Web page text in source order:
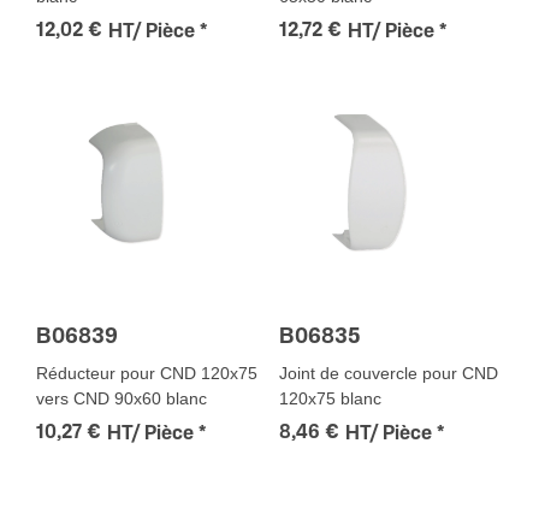
12,02 € HT/ Pièce * 12,72 € HT/ Pièce *
B06839
Réducteur pour CND 120x75
vers CND 90x60 blanc
10,27 € HT/ Pièce *
B06835
Joint de couvercle pour CND
120x75 blanc
8,46 € HT/ Pièce *